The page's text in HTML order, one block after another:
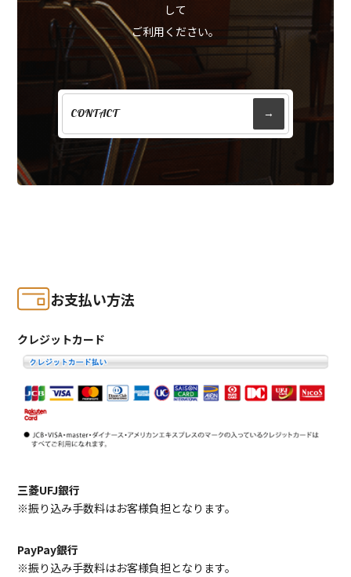
して
ご利用ください。
CONTACT →
お支払い方法
クレジットカード
三菱UFJ銀行
※振り込み手数料はお客様負担となります。
PayPay銀行
※振り込み手数料はお客様負担となります。